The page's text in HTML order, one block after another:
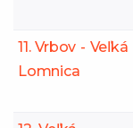
11. Vrbov - Veľká
Lomnica